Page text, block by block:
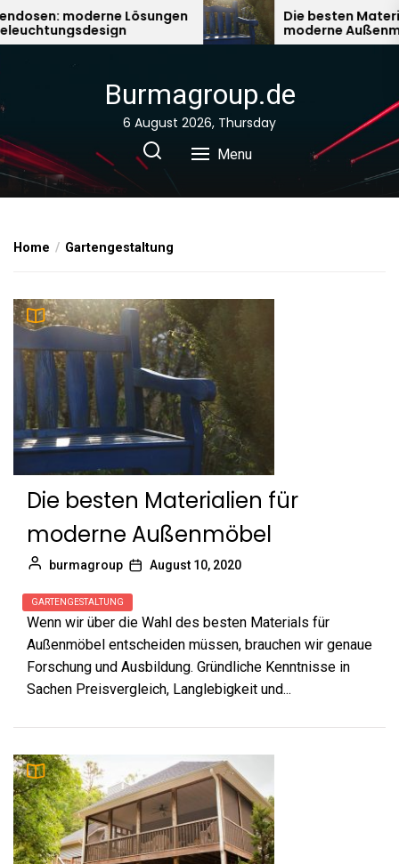
Skip
to
moderne Lösungen
Die besten
moderne Außenmöbel
Burmagroup.de
6 August 2026, Thursday
Menu
Home Gartengestaltung
Die besten Materialien für
moderne Außenmöbel
burmagroup August 10, 2020
GARTENGESTALTUNG
Wenn wir über die Wahl des besten Materials für
Außenmöbel entscheiden müssen, brauchen wir genaue
Forschung und Ausbildung. Gründliche Kenntnisse in
Sachen Preisvergleich, Langlebigkeit und...